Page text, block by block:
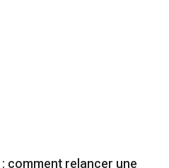
comment relancer une